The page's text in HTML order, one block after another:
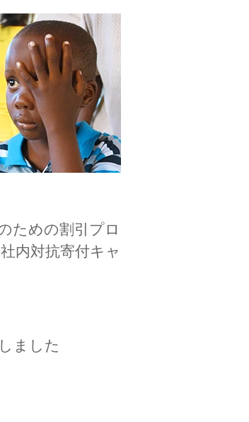
ための割引プロ
内対抗寄付キャ
ました